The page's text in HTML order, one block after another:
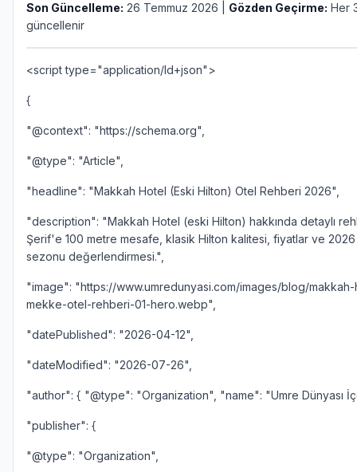
Son Güncelleme: 26 Temmuz 2026 | Gözden Geçirme: Her
güncellenir
<script type="application/ld+json">
{
"@context": "https://schema.org",
"@type": "Article",
"headline": "Makkah Hotel (Eski Hilton) Otel Rehberi 2026",
"description": "Makkah Hotel (eski Hilton) hakkında detaylı
Şerif'e 100 metre mesafe, klasik Hilton kalitesi, fiyatlar ve
sezonu değerlendirmesi.",
"image": "https://www.umredunyasi.com/images/blog/
mekke-otel-rehberi-01-hero.webp",
"datePublished": "2026-04-12",
"dateModified": "2026-07-26",
"author": { "@type": "Organization", "name": "Umre Dünyası
"publisher": {
"@type": "Organization",